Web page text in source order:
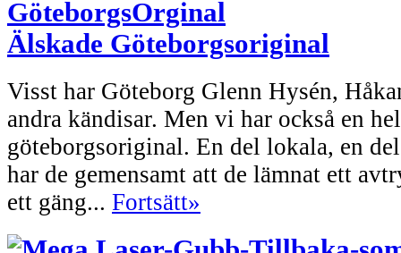
Älskade Göteborgsoriginal
Visst har Göteborg Glenn Hysén,
andra kändisar. Men vi har också en
göteborgsoriginal. En del lokala, en
har de gemensamt att de lämnat ett
ett gäng... Fortsätt»